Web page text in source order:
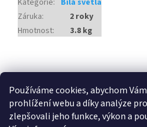
Používáme cookies, abychom
prohlížení webu a díky analýze
zlepšovali jeho funkce, výkon a
Kategorie: Bílá světla
Záruka:
2 roky
Hmotnost: 3.8 kg
á